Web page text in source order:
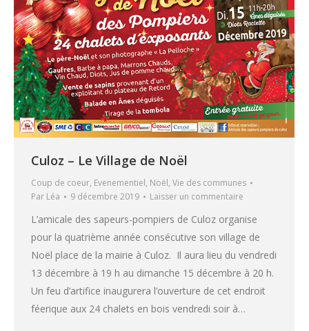
Culoz – Le Village de Noël
Coup de coeur, Evenementiel, Noël, Vie des communes
Par Léa 9 décembre 2019 Laisser un commentaire
L’amicale des sapeurs-pompiers de Culoz organise
pour la quatrième année consécutive son village de
Noël place de la mairie à Culoz. Il aura lieu du vendredi
13 décembre à 19 h au dimanche 15 décembre à 20 h.
Un feu d’artifice inaugurera l’ouverture de cet endroit
féerique aux 24 chalets en bois vendredi soir à…